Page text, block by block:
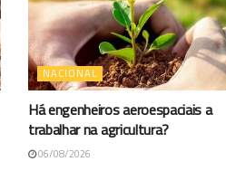
NACIONAL
Há engenheiros aeroespaciais a
trabalhar na agricultura?
06/08/2026